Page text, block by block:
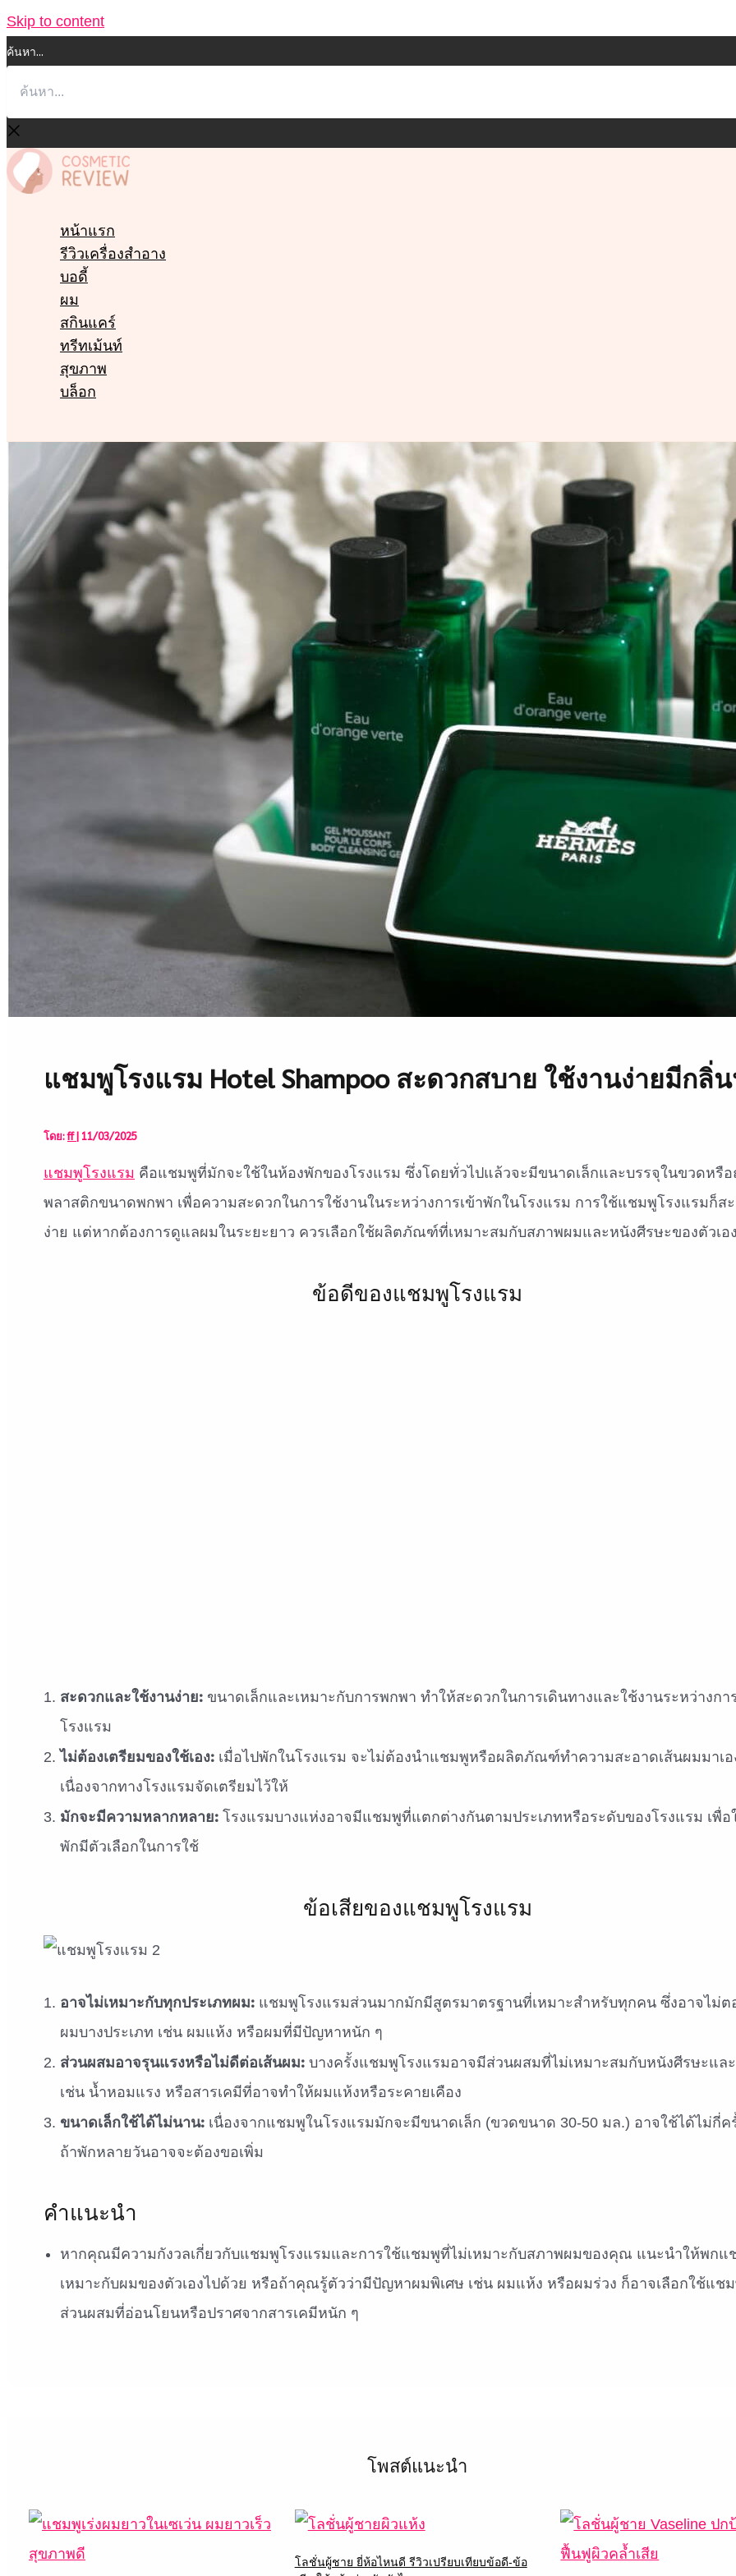
Skip to content
ค้นหา...
หน้าแรก
รีวิวเครื่องสำอาง
บอดี้
ผม
สกินแคร์
ทรีทเม้นท์
สุขภาพ
บล็อก
แชมพูโรงแรม Hotel Shampoo สะดวกสบาย ใช้งานง่ายมีกลิ่
โดย:ff| 11/03/2025
แชมพูโรงแรม คือแชมพูที่มักจะใช้ในห้องพักของโรงแรม ซึ่งโดยทั่วไปแล้วจะมีขนาดเล็กและบรรจุในขวดหรือ
พลาสติกขนาดพกพา เพื่อความสะดวกในการใช้งานในระหว่างการเข้าพักในโรงแรม การใช้แชมพูโรงแรมก็ส
ง่าย แต่หากต้องการดูแลผมในระยะยาว ควรเลือกใช้ผลิตภัณฑ์ที่เหมาะสมกับสภาพผมและหนังศีรษะของตัวเอ
ข้อดีของแชมพูโรงแรม
สะดวกและใช้งานง่าย: ขนาดเล็กและเหมาะกับการพกพา ทำให้สะดวกในการเดินทางและใช้งานระหว่างกา
โรงแรม
ไม่ต้องเตรียมของใช้เอง: เมื่อไปพักในโรงแรม จะไม่ต้องนำแชมพูหรือผลิตภัณฑ์ทำความสะอาดเส้นผมมาเอ
เนื่องจากทางโรงแรมจัดเตรียมไว้ให้
มักจะมีความหลากหลาย: โรงแรมบางแห่งอาจมีแชมพูที่แตกต่างกันตามประเภทหรือระดับของโรงแรม เพื่อ
พักมีตัวเลือกในการใช้
ข้อเสียของแชมพูโรงแรม
อาจไม่เหมาะกับทุกประเภทผม: แชมพูโรงแรมส่วนมากมักมีสูตรมาตรฐานที่เหมาะสำหรับทุกคน ซึ่งอาจไม่ต
ผมบางประเภท เช่น ผมแห้ง หรือผมที่มีปัญหาหนัก ๆ
ส่วนผสมอาจรุนแรงหรือไม่ดีต่อเส้นผม: บางครั้งแชมพูโรงแรมอาจมีส่วนผสมที่ไม่เหมาะสมกับหนังศีรษะแล
เช่น น้ำหอมแรง หรือสารเคมีที่อาจทำให้ผมแห้งหรือระคายเคือง
ขนาดเล็กใช้ได้ไม่นาน: เนื่องจากแชมพูในโรงแรมมักจะมีขนาดเล็ก (ขวดขนาด 30-50 มล.) อาจใช้ได้ไม่กี่ค
ถ้าพักหลายวันอาจจะต้องขอเพิ่ม
คำแนะนำ
หากคุณมีความกังวลเกี่ยวกับแชมพูโรงแรมและการใช้แชมพูที่ไม่เหมาะกับสภาพผมของคุณ แนะนำให้พกแ
เหมาะกับผมของตัวเองไปด้วย หรือถ้าคุณรู้ตัวว่ามีปัญหาผมพิเศษ เช่น ผมแห้ง หรือผมร่วง ก็อาจเลือกใช้แช
ส่วนผสมที่อ่อนโยนหรือปราศจากสารเคมีหนัก ๆ
โพสต์แนะนำ
โลชั่นผู้ชาย ยี่ห้อไหนดี รีวิวเปรียบเทียบข้อดี-ข้อ